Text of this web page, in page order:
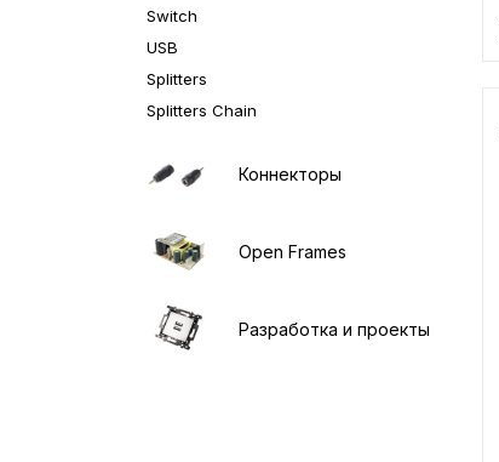
Switch
USB
Splitters
Splitters Chain
Коннекторы
Open Frames
Разработка и проекты